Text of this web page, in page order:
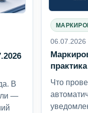
В
—
06.07.2026
практика
Что